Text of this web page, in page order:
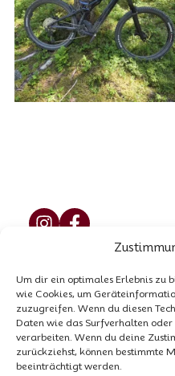
Um dir ein optimales Erlebnis zu
wie Cookies, um
zuzugreifen. Wenn du diesen
Daten wie das Surfverhalten
verarbeiten. Wenn du deine
zurückziehst, können bestimmte
beeinträchtigt werden.
Kontakt
Hausordnung